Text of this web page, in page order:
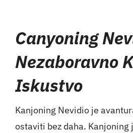
Canyoning
Nezaboravno
Iskustvo
Kanjoning Nevidio je
ostaviti bez daha. Kanjoning